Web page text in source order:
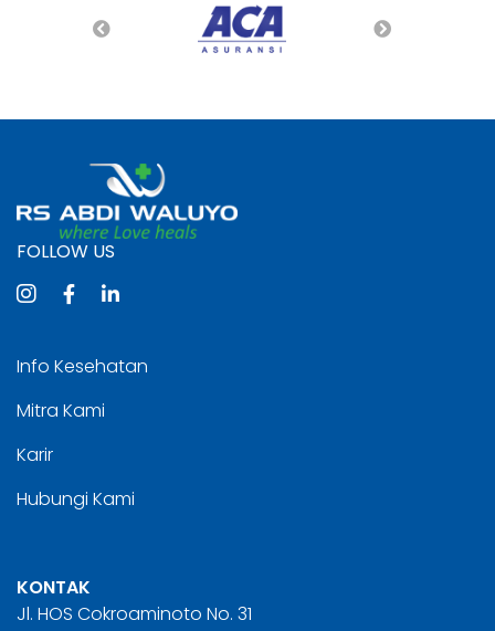
FOLLOW US
Info Kesehatan
Mitra Kami
Karir
Hubungi Kami
KONTAK
Jl. HOS Cokroaminoto No. 31